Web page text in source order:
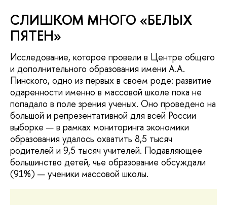
СЛИШКОМ МНОГО «БЕЛЫХ
ПЯТЕН»
Исследование, которое провели в Центре общего
и дополнительного образования имени А.А.
Пинского, одно из первых в своем роде: развитие
одаренности именно в массовой школе пока не
попадало в поле зрения ученых. Оно проведено на
большой и репрезентативной для всей России
выборке — в рамках мониторинга экономики
образования удалось охватить 8,5 тысяч
родителей и 9,5 тысяч учителей. Подавляющее
большинство детей, чье образование обсуждали
(91%) — ученики массовой школы.